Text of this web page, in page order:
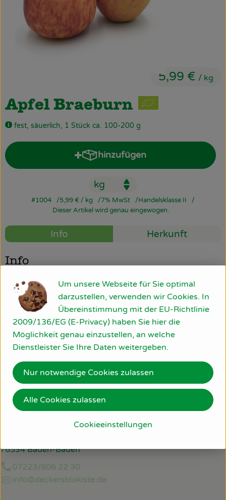
Obst & Gemüse
Käsetheke
Tiefkühlprodukte
Naturwaren
Getränke
Firmenkunden
Schulen & Kitas
Blog
Rezepte
Apfel Braeburn
fest, säuerlich, 1 Stück ca. 100-200 g
5,99 € / kg
hinzufügen
Produkt zum Warenkorb
#1004 5,99 € / kg 7% MwSt
Handelsklasse II
Dieser Artikel wird genau eingewogen.
Info Herkunft
Info
fest, säuerlich, 1 Stück ca. 100-200 g
Produktinformationen
Herkunft
Deutschland
Du hast eine Frage? Wir helfen gerne:
76534 Baden-Baden
07223/806 22 30
info@deckersbiokiste.de
Um unsere Webseite für Sie optimal
darzustellen, verwenden wir Cookies. In
Übereinstimmung mit der EU-Richtlinie
2009/136/EG (E-Privacy) haben Sie hier die
Möglichkeit genau einzustellen, an welche
Dienstleister Sie Ihre Daten weitergeben.
Cookieeinstellungen
Nur notwendige Cookies zulassen
Alle Cookies zulassen